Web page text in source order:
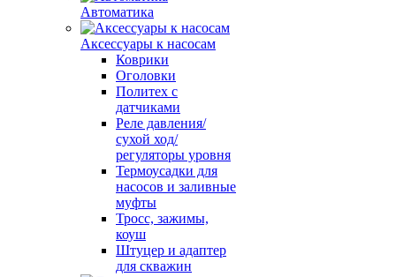
Автоматика
Аксессуары к насосам
Коврики
Оголовки
Политех с
датчиками
Реле давления/
сухой ход/
регуляторы уровня
Термоусадки для
насосов и заливные
муфты
Тросс, зажимы,
коуш
Штуцер и адаптер
для скважин